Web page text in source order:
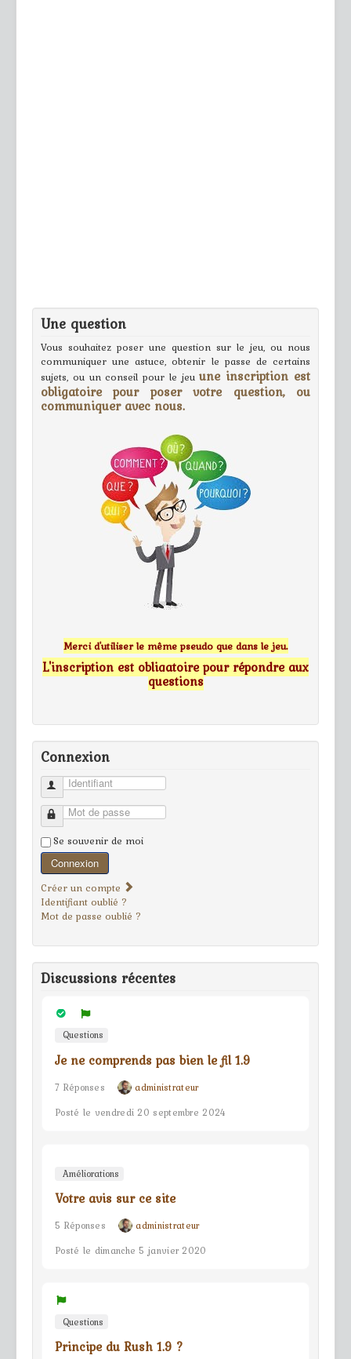
Une question
Vous souhaitez poser une question sur le jeu, ou nous
communiquer une astuce, obtenir le passe de certains
sujets, ou un conseil pour le jeuune inscription est
obligatoire pour poser votre question, ou
communiquer avec nous.
Merci d'utiliser le même pseudo que dans le jeu.
L'inscription est obligatoire pour répondre aux
questions
Connexion
Identifiant
Mot de passe
Se souvenir de moi
Connexion
Créer un compte
Identifiant oublié ?
Mot de passe oublié ?
Discussions récentes
Questions
Je ne comprends pas bien le fil 1.9
7 Réponses
administrateur
Posté le vendredi 20 septembre 2024
Améliorations
Votre avis sur ce site
5 Réponses
administrateur
Posté le dimanche 5 janvier 2020
Questions
Principe du Rush 1.9 ?